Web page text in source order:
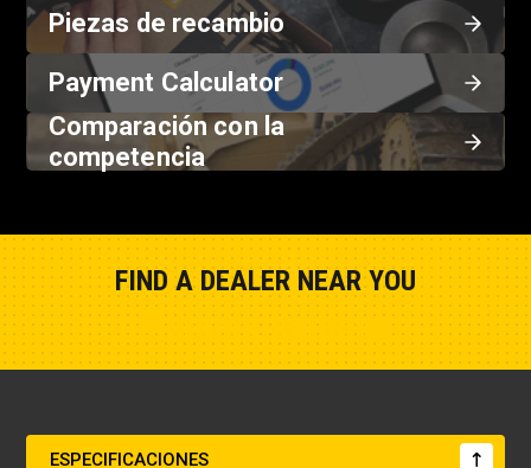
Piezas de recambio
Payment Calculator
Comparación con la
competencia
FIND A DEALER NEAR YOU
ESPECIFICACIONES